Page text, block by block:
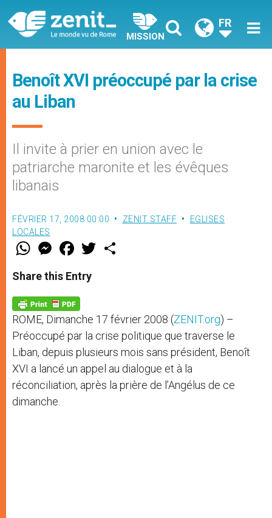
MISSION
FR
Benoît XVI préoccupé par la crise
au Liban
Il invite à prier en union avec le
patriarche maronite et les évêques
libanais
FÉVRIER 17, 2008 00:00 ZENIT STAFF
EGLISES
LOCALES
W
t
s
p
p
M
e
s
e
g
e
r
F
a
e
b
o
k
w
Share this Entry
ROME, Dimanche 17 février 2008 (ZENIT.org) –
Préoccupé par la crise politique que traverse le
Liban, depuis plusieurs mois sans président, Benoît
XVI a lancé un appel au dialogue et à la
réconciliation, après la prière de l’Angélus de ce
dimanche.